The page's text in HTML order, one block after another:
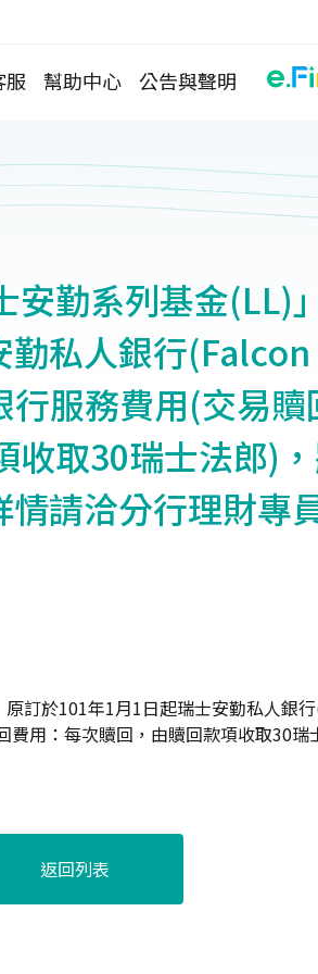
服 幫助中心 公告與聲明
安勤系列基金(LL)
勤私人銀行
服務費用(交易贖
收取30瑞士法郎)
請洽分行理財專
訂於101年1月1日起瑞士安勤私人銀
用：每次贖回，由贖回款項收取30瑞
返回列表